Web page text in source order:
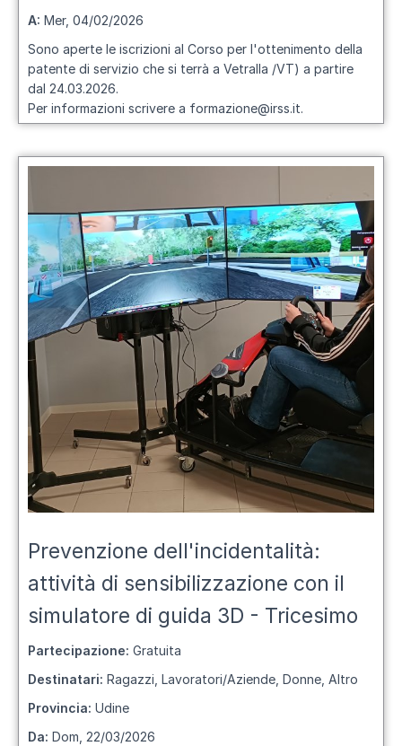
A: Mer, 04/02/2026
Sono aperte le iscrizioni al Corso per l'ottenimento della
patente di servizio che si terrà a Vetralla /VT) a partire
dal 24.03.2026.
Per informazioni scrivere a formazione@irss.it.
Prevenzione dell'incidentalità:
attività di sensibilizzazione con il
simulatore di guida 3D - Tricesimo
Partecipazione: Gratuita
Destinatari: Ragazzi, Lavoratori/Aziende, Donne, Altro
Provincia: Udine
Da: Dom, 22/03/2026